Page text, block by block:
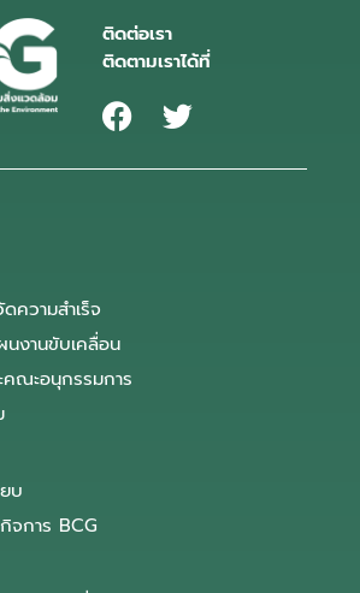
ติดต่อเรา
ติดตามเราได้ที่
ความสำเร็จ
นงานขับเคลื่อน
ณะอนุกรรมการ
บ
จการ BCG